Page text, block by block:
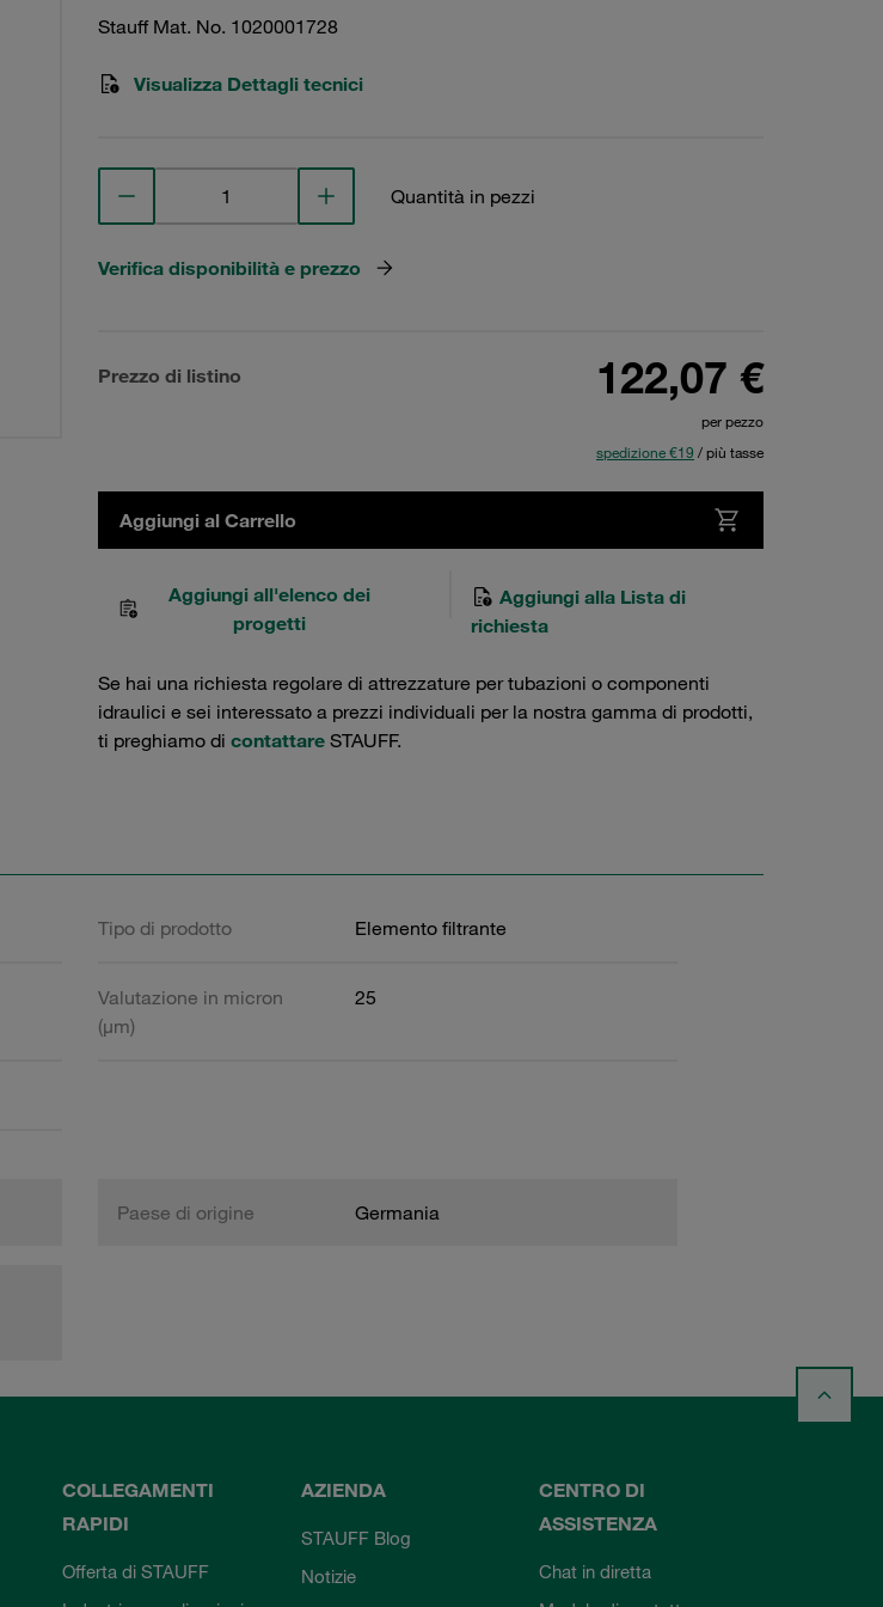
Stauff Mat. No. 1020001728
Visualizza Dettagli tecnici
Quantità in pezzi
Verifica disponibilità e prezzo
Prezzo di listino 122,07 €
per pezzo
spedizione €19 / più tasse
Aggiungi al Carrello
Aggiungi all'elenco dei
progetti
Aggiungi alla Lista di
richiesta
Se hai una richiesta regolare di attrezzature per tubazioni o componenti
idraulici e sei interessato a prezzi individuali per la nostra gamma di prodotti,
ti preghiamo di contattare STAUFF.
Tipo di prodotto Elemento filtrante
Valutazione in micron
(µm)
25
Paese di origine Germania
COLLEGAMENTI
RAPIDI
Offerta di STAUFF
AZIENDA
STAUFF Blog
Notizie
CENTRO DI
ASSISTENZA
Chat in diretta